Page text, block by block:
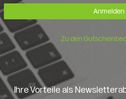
Anmelden
Zu den
Ihre Vorteile als